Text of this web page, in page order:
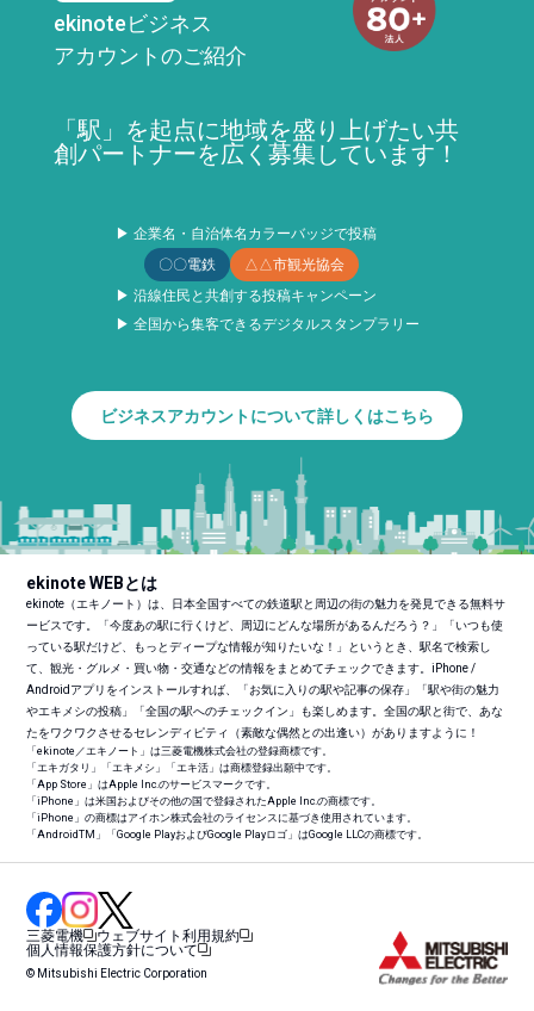
ekinoteビジネス
アカウントのご紹介
「駅」を起点に地域を盛り上げたい共
創パートナーを広く募集しています！
▶ 企業名・自治体名カラーバッジで投稿
〇〇電鉄
△△市観光協会
▶ 沿線住民と共創する投稿キャンペーン
▶ 全国から集客できるデジタルスタンプラリー
ビジネスアカウントについて詳しくはこちら
ekinote WEBとは
ekinote（エキノート）は、日本全国すべての鉄道駅と周辺の街の魅力を発見できる無料サ
ービスです。「今度あの駅に行くけど、周辺にどんな場所があるんだろう？」「いつも使
っている駅だけど、もっとディープな情報が知りたいな！」というとき、駅名で検索し
て、観光・グルメ・買い物・交通などの情報をまとめてチェックできます。iPhone /
Androidアプリをインストールすれば、「お気に入りの駅や記事の保存」「駅や街の魅力
やエキメシの投稿」「全国の駅へのチェックイン」も楽しめます。全国の駅と街で、あな
たをワクワクさせるセレンディピティ（素敵な偶然との出逢い）がありますように！
「ekinote／エキノート」は三菱電機株式会社の登録商標です。
「エキガタリ」「エキメシ」「エキ活」は商標登録出願中です。
「App Store」はApple Inc.のサービスマークです。
「iPhone」は米国およびその他の国で登録されたApple Inc.の商標です。
「iPhone」の商標はアイホン株式会社のライセンスに基づき使用されています。
「AndroidTM 」「Google PlayおよびGoogle Playロゴ」はGoogle LLCの商標です。
三菱電機
ウェブサイト利用規約
個人情報保護方針について
© Mitsubishi Electric Corporation